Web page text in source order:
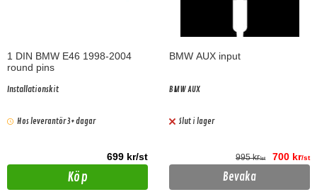
1 DIN BMW E46 1998-2004
round pins
Installationskit
Hos leverantör 3+ dagar
699 kr/st
Köp
BMW AUX input
BMW AUX
Slut i lager
995 kr/st 700 kr/st
Bevaka